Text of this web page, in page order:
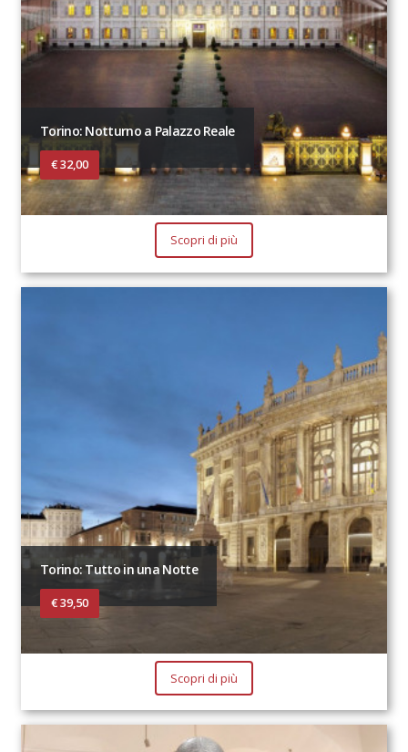
Torino: Notturno a Palazzo Reale
€ 32,00
Scopri di più
Torino: Tutto in una Notte
€ 39,50
Scopri di più